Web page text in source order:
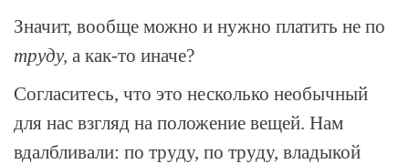
Значит, вообще можно и нужно платить не по
труду, а как-то иначе?
Согласитесь, что это несколько необычный
для нас взгляд на положение вещей. Нам
вдалбливали: по труду, по труду, владыкой